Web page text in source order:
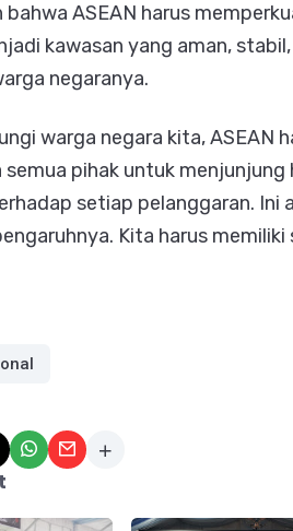
bahwa ASEAN harus
kawasan yang aman,
negaranya.
warga negara kita, ASEAN
semua pihak untuk
setiap pelanggaran. Ini
Kita harus